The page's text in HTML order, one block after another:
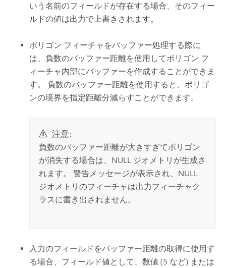
いう名前のフィールドが存在する場合、そのフィー
ルドの値は出力で上書きされます。
ポリゴン フィーチャをバッファー処理する際に
は、負数のバッファー距離を使用してポリゴン フ
ィーチャ内部にバッファーを作成することができま
す。 負数のバッファー距離を使用すると、ポリゴ
ンの境界を指定距離分減らすことができます。
注意:
負数のバッファー距離が大きすぎてポリゴン
が消失する場合は、NULL ジオメトリが生成さ
れます。 警告メッセージが表示され、NULL
ジオメトリのフィーチャは出力フィーチャク
ラスに書き出されません。
入力のフィールドをバッファー距離の取得に使用す
る場合、フィールド値として、数値 (5 など) または